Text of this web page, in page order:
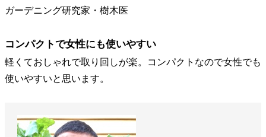
ガーデニング研究家・樹木医
コンパクトで女性にも使いやすい
軽くておしゃれで取り回しが楽。コンパクトなので女性でも
使いやすいと思います。